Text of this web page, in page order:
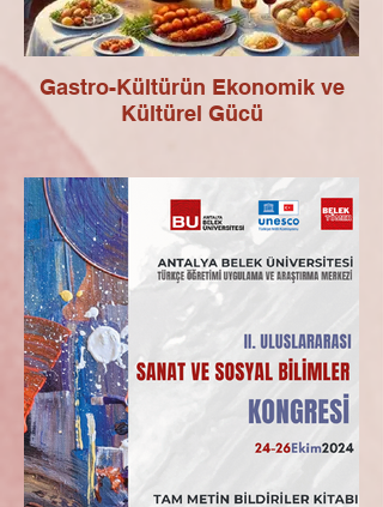
Gastro-Kültürün Ekonomik ve
Kültürel Gücü